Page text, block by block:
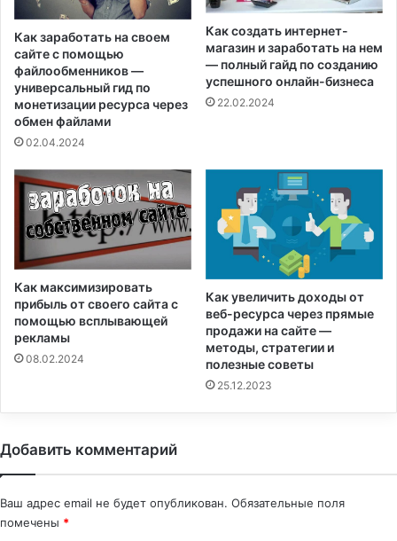
Как заработать на своем
сайте с помощью
файлообменников —
универсальный гид по
монетизации ресурса через
обмен файлами
02.04.2024
Как создать интернет-
магазин и заработать на нем
— полный гайд по созданию
успешного онлайн-бизнеса
22.02.2024
Как максимизировать
прибыль от своего сайта с
помощью всплывающей
рекламы
08.02.2024
Как увеличить доходы от
веб-ресурса через прямые
продажи на сайте —
методы, стратегии и
полезные советы
25.12.2023
Добавить комментарий
Ваш адрес email не будет опубликован. Обязательные поля
помечены *